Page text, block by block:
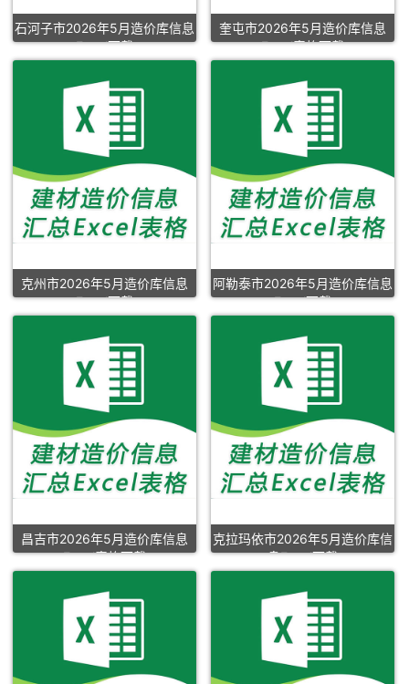
石河子市2026年5月造价库信息
Excel下载
奎屯市2026年5月造价库信息
Excel表格下载
克州市2026年5月造价库信息
Excel下载
阿勒泰市2026年5月造价库信息
Excel下载
昌吉市2026年5月造价库信息
Excel表格下载
克拉玛依市2026年5月造价库信
息Excel下载